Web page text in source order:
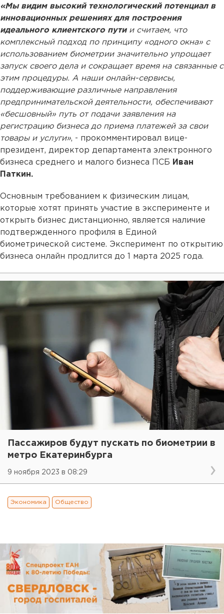
«Мы видим высокий технологический потенциал в
инновационных решениях для построения
идеального клиентского путии считаем, что
комплексный подход по принципу «одного окна» с
использованием биометрии значительно упрощает
запуск своего дела и сокращает время на связанные с
этим процедуры. А наши онлайн-сервисы,
поддерживающие различные направления
предпринимательской деятельности, обеспечивают
«бесшовный» путь от подачи заявления на
регистрацию бизнеса до приема платежей за свои
товары и услуги», - прокомментировал вице-
президент, директор департамента электронного
бизнеса среднего и малого бизнеса ПСБ Иван
Паткин.
Основным требованием к физическим лицам,
которые хотят принять участие в эксперименте и
открыть бизнес дистанционно, является наличие
подтвержденного профиля в Единой
биометрической системе. Эксперимент по открытию
бизнеса онлайн продлится до 1 марта 2025 года.
Пассажиров будут пускать по биометрии в
метро Екатеринбурга
9 ноября 2023 в 08:29
Экономика Общество